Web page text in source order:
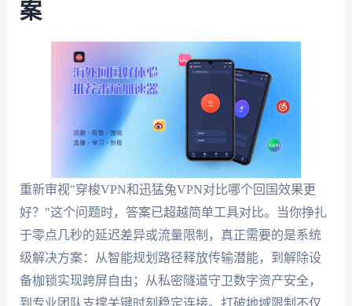
案
重新审视"穿梭VPN和迅猛兔VPN对比哪个回国效果更
好？"这个问题时，答案已超越简单工具对比。当你挣扎
于零点几秒的延迟差异或流量限制，真正需要的是系统
级解决方案：从智能规划路径释放传输潜能，到解除设
备枷锁实现跨屏自由；从私密隧道守卫数字资产安全，